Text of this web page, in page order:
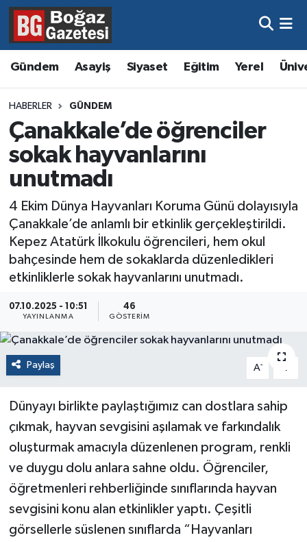
Gündem Asayiş Siyaset Eğitim Yerel
HABERLER GÜNDEM
Çanakkale’de öğrenciler
sokak hayvanlarını
unutmadı
4 Ekim Dünya Hayvanları Koruma Günü dolayısıyla
Çanakkale’de anlamlı bir etkinlik gerçekleştirildi.
Kepez Atatürk İlkokulu öğrencileri, hem okul
bahçesinde hem de sokaklarda düzenledikleri
etkinliklerle sokak hayvanlarını unutmadı.
07.10.2025 - 10:51
YAYINLANMA
46
GÖSTERIM
Paylaş A- A
Dünyayı birlikte paylaştığımız can dostlara sahip
çıkmak, hayvan sevgisini aşılamak ve farkındalık
oluşturmak amacıyla düzenlenen program, renkli
ve duygu dolu anlara sahne oldu. Öğrenciler,
öğretmenleri rehberliğinde sınıflarında hayvan
sevgisini konu alan etkinlikler yaptı. Çeşitli
görsellerle süslenen sınıflarda “Hayvanları
Asayiş
Eğitim
Ekonomi
Gündem
Magazin
Resmi İlanlar
Hava Durumu
Trafik Durumu
Süper Lig Puan Durumu ve Fikstür
Tüm Manşetler
Haber Arşivi